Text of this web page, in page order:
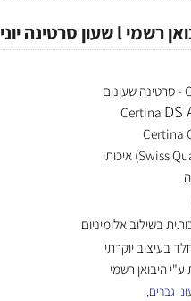
אלומיניום
יוקרתי
רשמי